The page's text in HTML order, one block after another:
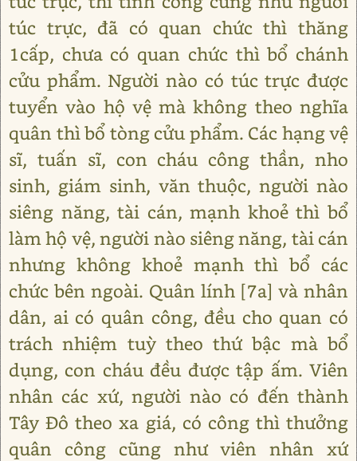
túc trực, đã có quan chức thì thăng
1cấp, chưa có quan chức thì bổ chánh
cửu phẩm. Người nào có túc trực được
tuyển vào hộ vệ mà không theo nghĩa
quân thì bổ tòng cửu phẩm. Các hạng vệ
sĩ, tuấn sĩ, con cháu công thần, nho
sinh, giám sinh, văn thuộc, người nào
siêng năng, tài cán, mạnh khoẻ thì bổ
làm hộ vệ, người nào siêng năng, tài cán
nhưng không khoẻ mạnh thì bổ các
chức bên ngoài. Quân lính [7a] và nhân
dân, ai có quân công, đều cho quan có
trách nhiệm tuỳ theo thứ bậc mà bổ
dụng, con cháu đều được tập ấm. Viên
nhân các xứ, người nào có đến thành
Tây Đô theo xa giá, có công thì thưởng
quân công cũng như viên nhân xứ